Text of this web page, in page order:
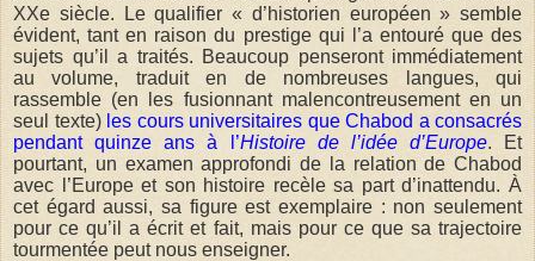
XXe siècle. Le qualifier « d’historien européen » semble
évident, tant en raison du prestige qui l’a entouré que des
sujets qu’il a traités. Beaucoup penseront immédiatement
au volume, traduit en de nombreuses langues, qui
rassemble (en les fusionnant malencontreusement en un
seul texte) les cours universitaires que Chabod a consacrés
pendant quinze ans à l’Histoire de l’idée d’Europe. Et
pourtant, un examen approfondi de la relation de Chabod
avec l’Europe et son histoire recèle sa part d’inattendu. À
cet égard aussi, sa figure est exemplaire : non seulement
pour ce qu’il a écrit et fait, mais pour ce que sa trajectoire
tourmentée peut nous enseigner.